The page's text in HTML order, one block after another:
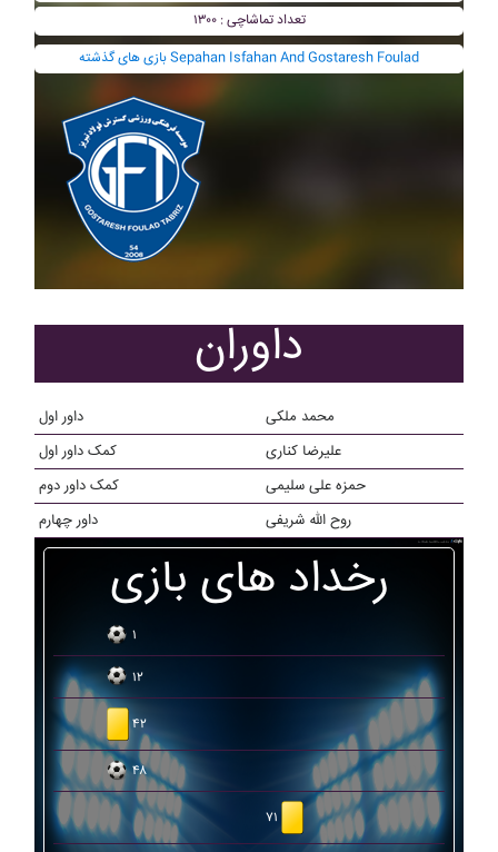
تعداد تماشاچی : ۱۳۰۰
بازی های گذشته Sepahan Isfahan And Gostaresh Foulad
داوران
داور اول
محمد ملکی
کمک داور اول
علیرضا کناری
کمک داور دوم
حمزه علی سلیمی
داور چهارم
روح الله شریفی
رخداد های بازی
۱
۱۲
۴۲
۴۸
۷۱